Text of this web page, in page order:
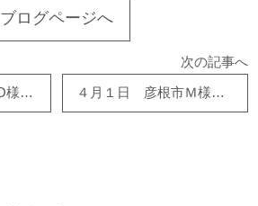
ブログページへ
3月30日 東近江市O様邸で樋修繕工事、着工しました！！
次の記事へ
４月１日 彦根市Ｍ様邸 外構工事が始まりました！